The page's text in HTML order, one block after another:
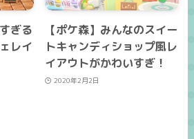
ぎる
レイ
【ポケ森】みんなのスイー
トキャンディショップ風レ
イアウトがかわいすぎ！
2020年2月2日